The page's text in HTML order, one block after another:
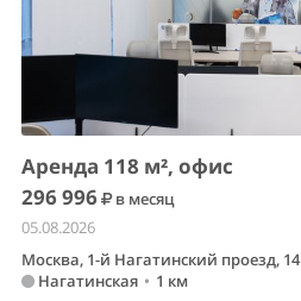
Аренда 118 м², офис
296 996
в месяц
05.08.2026
Москва, 1-й Нагатинский проезд, 14
Нагатинская • 1 км